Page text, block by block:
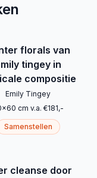
florals van
tingey in
compositie
Emily Tingey
x60 cm v.a. €181,-
Samenstellen
cleanse door